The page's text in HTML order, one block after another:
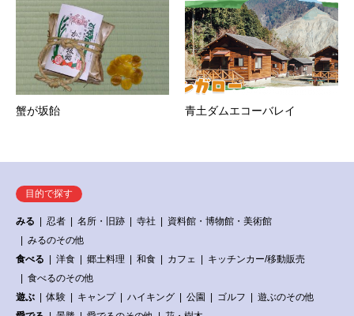
蟹が坂飴 青土ダムエコーバレイ
目的で探す
みる 忍者 名所・旧跡 寺社
資料館・博物館・美術館
みるのその他
食べる
洋食 郷土料理 和食 カフェ
キッチンカー/移動販売
食べるのその他
遊ぶ
体験 キャンプ ハイキング 公園 ゴルフ
遊ぶのその他